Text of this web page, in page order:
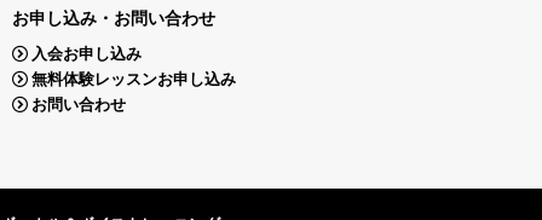
お申し込み・お問い合わせ
入会お申し込み
無料体験レッスンお申し込み
お問い合わせ